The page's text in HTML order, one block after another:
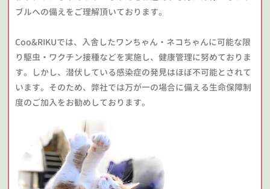
ブルへの備えをご理解頂いております。
Coo&RIKUでは、入舎したワンちゃん・ネコちゃんに可能な限
り駆虫・ワクチン接種などを実施し、健康管理に努めておりま
す。しかし、潜伏している感染症の発見はほぼ不可能とされて
います。そのため、弊社では万が一の場合に備える生命保障制
度のご加入をお勧めしております。